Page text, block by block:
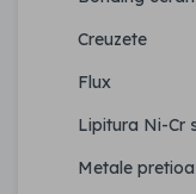
Creuzete
Flux
Lipitura Ni-Cr
Metale